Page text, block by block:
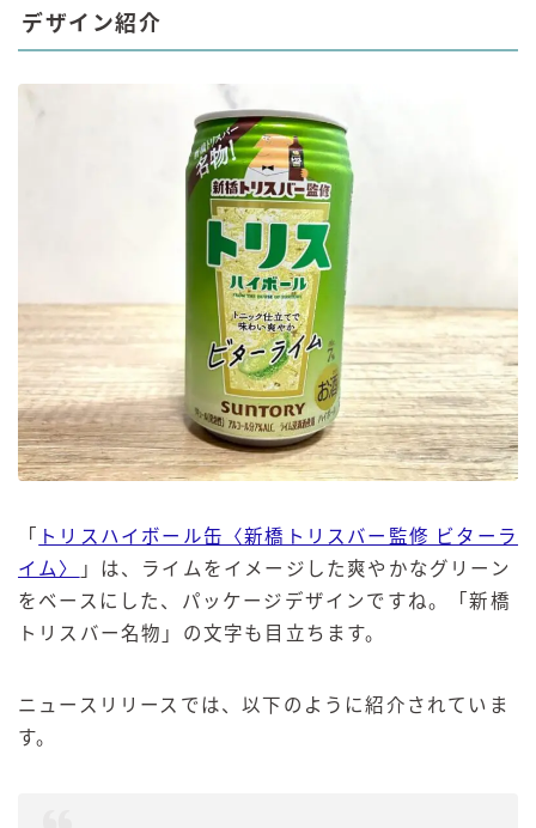
デザイン紹介
「
トリスハイボール缶〈新橋トリスバー監修 ビターラ
イム〉
」は、ライムをイメージした爽やかなグリーン
をベースにした、パッケージデザインですね。「新橋
トリスバー名物」の文字も目立ちます。
ニュースリリースでは、以下のように紹介されていま
す。